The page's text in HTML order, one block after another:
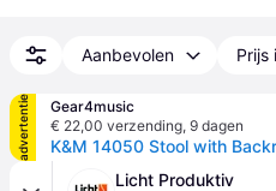
Aanbevolen Prijs
advertentie
Gear4music
€ 22,00 verzending, 9 dagen
Licht Produktiv